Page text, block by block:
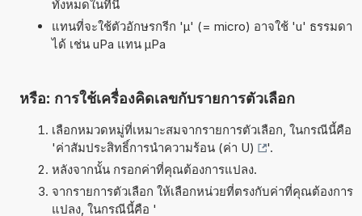
ทั้งหมดในที่นี้
แทนที่จะใช้ตัวอักษรกรีก 'µ' (= micro) อาจใช้ 'u' ธรรมดา
ได้ เช่น uPa แทน µPa
หรือ: การใช้เครื่องคิดเลขกับรายการตัวเลือก
เลือกหมวดหมู่ที่เหมาะสมจากรายการตัวเลือก, ในกรณีนี้คือ
'ค่าสัมประสิทธิ์การนำความร้อน (ค่า U)
'.
หลังจากนั้น กรอกค่าที่คุณต้องการแปลง.
จากรายการตัวเลือก ให้เลือกหน่วยที่ตรงกับค่าที่คุณต้องการ
แปลง, ในกรณีนี้คือ '